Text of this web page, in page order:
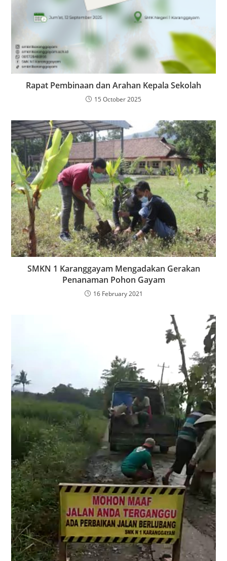
Rapat Pembinaan dan Arahan Kepala Sekolah
15 October 2025
SMKN 1 Karanggayam Mengadakan Gerakan
Penanaman Pohon Gayam
16 February 2021